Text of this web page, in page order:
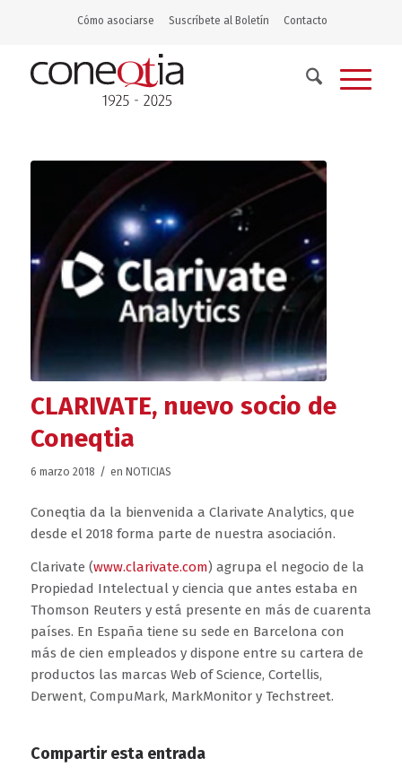
Cómo asociarse Suscríbete al Boletín Contacto
CLARIVATE, nuevo socio de
Coneqtia
6 marzo 2018 / en NOTICIAS
Coneqtia da la bienvenida a Clarivate Analytics, que
desde el 2018 forma parte de nuestra asociación.
Clarivate (www.clarivate.com) agrupa el negocio de la
Propiedad Intelectual y ciencia que antes estaba en
Thomson Reuters y está presente en más de cuarenta
países. En España tiene su sede en Barcelona con
más de cien empleados y dispone entre su cartera de
productos las marcas Web of Science, Cortellis,
Derwent, CompuMark, MarkMonitor y Techstreet.
Compartir esta entrada